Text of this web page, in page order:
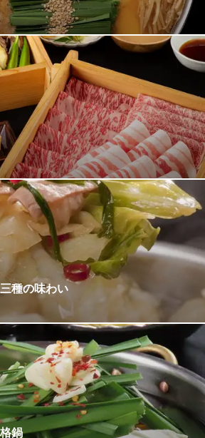
福岡（天神）駅南口 徒歩8分
1-17 小畑ビル1F
末に生まれた、前田屋独自の秘伝の味噌
味わいが、新鮮な国産牛もつと野菜の旨
す。一度食べたら忘れられない、至福の
い。
中洲店
）天神南駅 徒歩5分
1-2 2F
を使用し、お客様の目の前で蒸気で蒸す
れとてもヘルシーにお召上がり頂けま
置くことによりお肉の旨味が野菜全体に浸
が味わえます。
天神南駅6番出口 徒歩10分
19 パノラマスクエア博多B1
種の味わい
干したくなる「もつ鍋」はぜひ食べてい
日仕入れる新鮮な九州産もつを使用して
ドしたしょうゆ味・鶏がらベースのみそ
らできるしお味の3種類をご用意。〆は
するのが博多流です。
鍋